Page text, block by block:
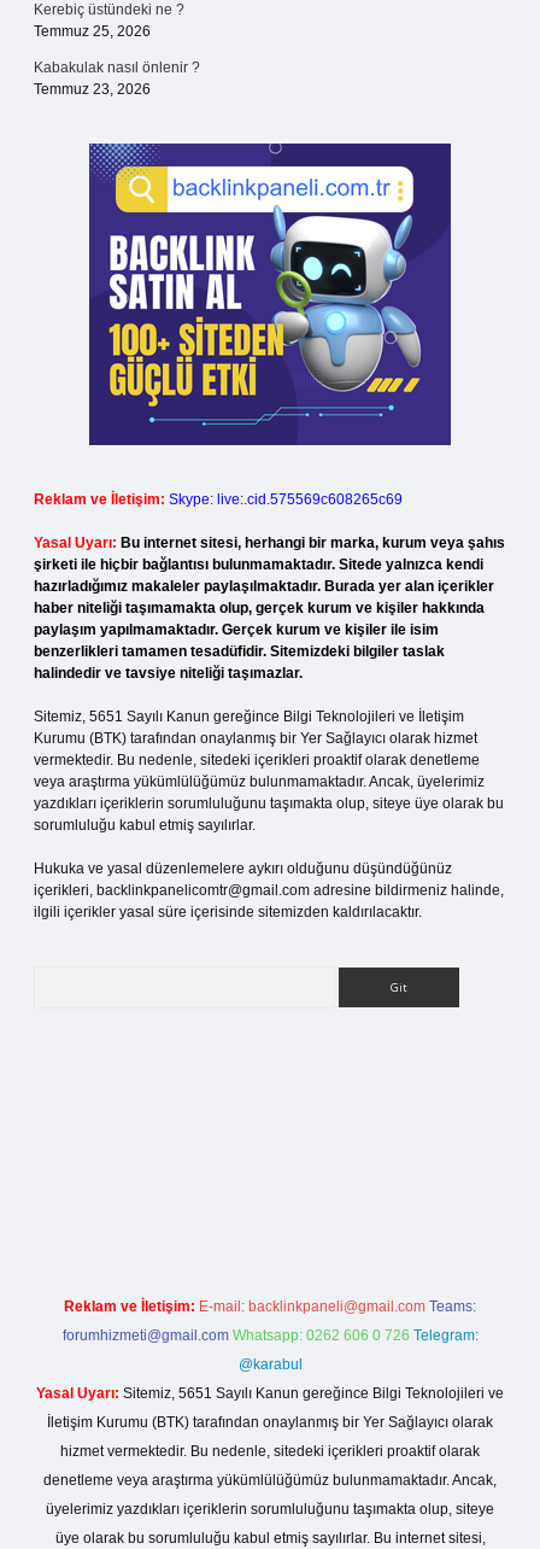
Kerebiç üstündeki ne ?
Temmuz 25, 2026
Kabakulak nasıl önlenir ?
Temmuz 23, 2026
Reklam ve İletişim: Skype: live:.cid.575569c608265c69
Yasal Uyarı: Bu internet sitesi, herhangi bir marka, kurum veya şahıs
şirketi ile hiçbir bağlantısı bulunmamaktadır. Sitede yalnızca kendi
hazırladığımız makaleler paylaşılmaktadır. Burada yer alan içerikler
haber niteliği taşımamakta olup, gerçek kurum ve kişiler hakkında
paylaşım yapılmamaktadır. Gerçek kurum ve kişiler ile isim
benzerlikleri tamamen tesadüfidir. Sitemizdeki bilgiler taslak
halindedir ve tavsiye niteliği taşımazlar.
Sitemiz, 5651 Sayılı Kanun gereğince Bilgi Teknolojileri ve İletişim
Kurumu (BTK) tarafından onaylanmış bir Yer Sağlayıcı olarak hizmet
vermektedir. Bu nedenle, sitedeki içerikleri proaktif olarak denetleme
veya araştırma yükümlülüğümüz bulunmamaktadır. Ancak, üyelerimiz
yazdıkları içeriklerin sorumluluğunu taşımakta olup, siteye üye olarak bu
sorumluluğu kabul etmiş sayılırlar.
Hukuka ve yasal düzenlemelere aykırı olduğunu düşündüğünüz
içerikleri, backlinkpanelicomtr@gmail.com adresine bildirmeniz halinde,
ilgili içerikler yasal süre içerisinde sitemizden kaldırılacaktır.
Reklam ve İletişim: E-mail: backlinkpaneli@gmail.com Teams:
forumhizmeti@gmail.com Whatsapp: 0262 606 0 726 Telegram:
@karabul
Yasal Uyarı: Sitemiz, 5651 Sayılı Kanun gereğince Bilgi Teknolojileri ve
İletişim Kurumu (BTK) tarafından onaylanmış bir Yer Sağlayıcı olarak
hizmet vermektedir. Bu nedenle, sitedeki içerikleri proaktif olarak
denetleme veya araştırma yükümlülüğümüz bulunmamaktadır. Ancak,
üyelerimiz yazdıkları içeriklerin sorumluluğunu taşımakta olup, siteye
üye olarak bu sorumluluğu kabul etmiş sayılırlar. Bu internet sitesi,